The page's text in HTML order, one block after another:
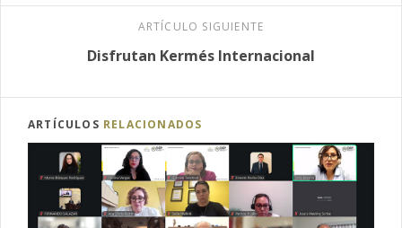
ARTÍCULO SIGUIENTE
Disfrutan Kermés Internacional
ARTÍCULOS RELACIONADOS